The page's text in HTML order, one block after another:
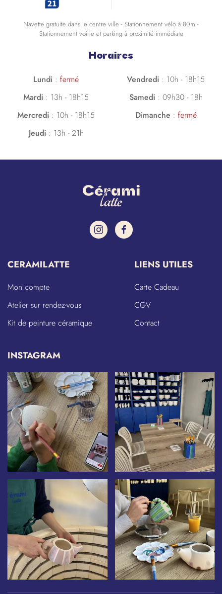
Navette gratuite dans le centre ville - Stationnement vélo à 80m -
Stationnement voirie et parking à proximité immédiate
Horaires
Lundi : fermé
Mardi : 13h - 18h15
Mercredi : 10h - 18h15
Jeudi: 13h - 21h
Vendredi : 10h - 18h15
Samedi: 09h30 - 18h
Dimanche : fermé
CERAMILATTE
Mon compte
Atelier sur rendez-vous
Kit de peinture céramique
LIENS UTILES
Carte Cadeau
CGV
Contact
INSTAGRAM